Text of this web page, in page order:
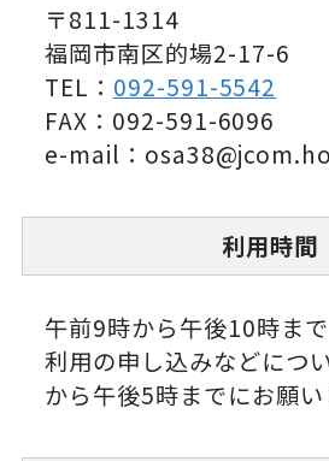
〒811-1314
福岡市南区的場2-17-6
TEL： 092-591-5542
FAX：092-591-6096
e-mail：
利用時間
午前9時から午後10時まで
利用の申し込みなどにつ
から午後5時までにお願い